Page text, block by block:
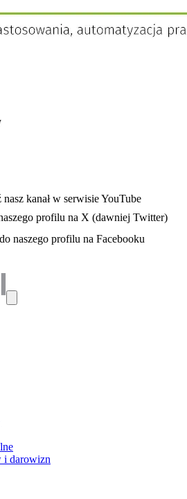
nowej karcie
się w nowej karcie
kanał w serwisie YouTube
karcie profilu na X (dawniej Twitter)
się w nowej karcie
naszego profilu na Facebooku
i darowizn